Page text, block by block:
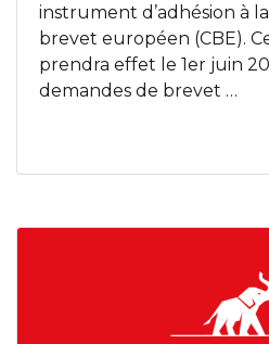
instrument d’adhésion à
brevet européen (CBE).
prendra effet le 1er juin
demandes de brevet …